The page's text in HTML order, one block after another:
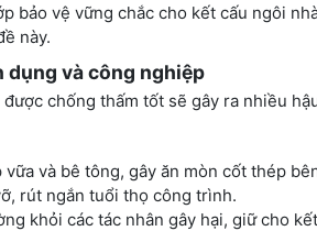
bảo vệ vững chắc cho kết cấu ngôi
này.
và công nghiệp
chống thấm tốt sẽ gây ra nhiều
và bê tông, gây ăn mòn cốt thép
rút ngắn tuổi thọ công trình.
khỏi các tác nhân gây hại, giữ cho